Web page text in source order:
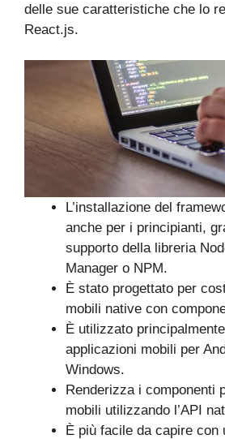
delle sue caratteristiche che lo
React.js.
L’installazione del
anche per i principianti,
supporto della libreria
Manager o NPM.
È stato progettato per
mobili native con
È utilizzato
applicazioni mobili per
Windows.
Renderizza i componenti
mobili utilizzando l’API
È più facile da capire con